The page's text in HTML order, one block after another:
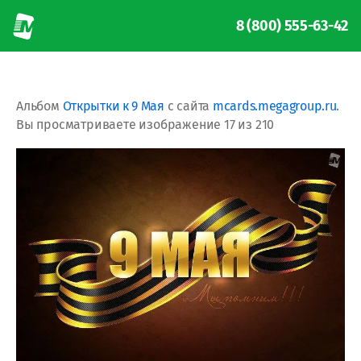
8 (800) 555-63-42
Альбом Открытки к 9 Мая с сайта mcards.megagroup.ru.
Вы просматриваете изображение 17 из 210